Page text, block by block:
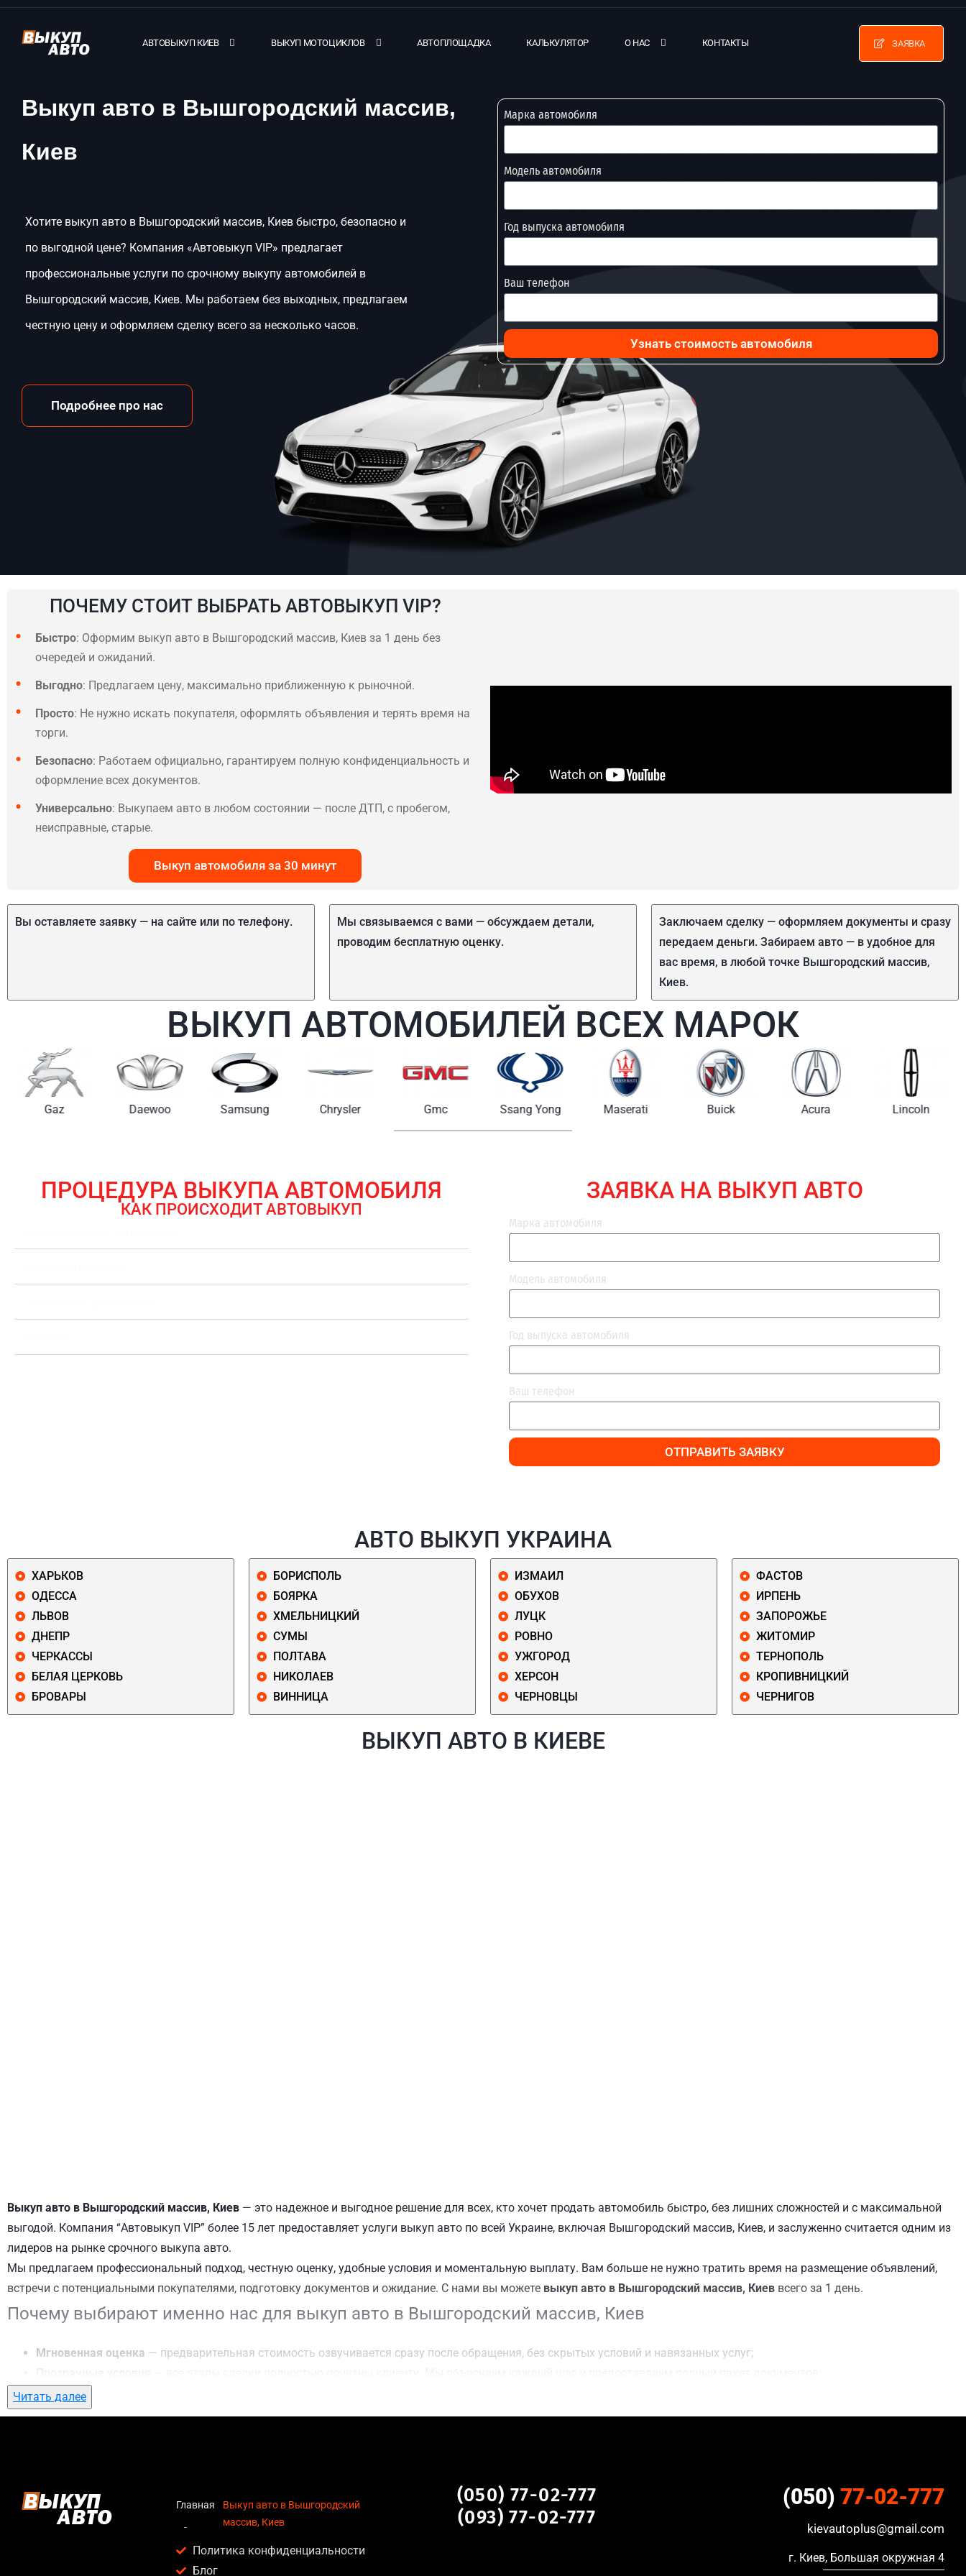
АВТОВЫКУП КИЕВ ВЫКУП МОТОЦИКЛОВ АВТОПЛОЩАДКА КАЛЬКУЛЯТОР О НАС КОНТАКТЫ ЗАЯВКА
Выкуп авто в Вышгородский массив,
Киев
Хотите выкуп авто в Вышгородский массив, Киев быстро, безопасно и
по выгодной цене? Компания «Автовыкуп VIP» предлагает
профессиональные услуги по срочному выкупу автомобилей в
Вышгородский массив, Киев. Мы работаем без выходных, предлагаем
честную цену и оформляем сделку всего за несколько часов.
Подробнее про нас
Марка автомобиля
Модель автомобиля
Год выпуска автомобиля
Ваш телефон
Узнать стоимость автомобиля
ПОЧЕМУ СТОИТ ВЫБРАТЬ АВТОВЫКУП VIP?
Быстро: Оформим выкуп авто в Вышгородский массив, Киев за 1 день без
очередей и ожиданий.
Выгодно: Предлагаем цену, максимально приближенную к рыночной.
Просто: Не нужно искать покупателя, оформлять объявления и терять время на
торги.
Безопасно: Работаем официально, гарантируем полную конфиденциальность и
оформление всех документов.
Универсально: Выкупаем авто в любом состоянии — после ДТП, с пробегом,
неисправные, старые.
Выкуп автомобиля за 30 минут
Вы оставляете заявку — на сайте или по телефону.
Мы связываемся с вами — обсуждаем детали,
проводим бесплатную оценку.
Заключаем сделку — оформляем документы и сразу
передаем деньги. Забираем авто — в удобное для
вас время, в любой точке Вышгородский массив,
Киев.
ВЫКУП АВТОМОБИЛЕЙ ВСЕХ МАРОК
Gaz Daewoo Samsung Chrysler Gmc Ssang Yong Maserati Buick Acura Lincoln
ПРОЦЕДУРА ВЫКУПА АВТОМОБИЛЯ
КАК ПРОИСХОДИТ АВТОВЫКУП
ЗАЯВКА НА ВЫКУП АВТО
Марка автомобиля
Модель автомобиля
Год выпуска автомобиля
Ваш телефон
ОТПРАВИТЬ ЗАЯВКУ
АВТО ВЫКУП УКРАИНА
ХАРЬКОВ
ОДЕССА
ЛЬВОВ
ДНЕПР
ЧЕРКАССЫ
БЕЛАЯ ЦЕРКОВЬ
БРОВАРЫ
БОРИСПОЛЬ
БОЯРКА
ХМЕЛЬНИЦКИЙ
СУМЫ
ПОЛТАВА
НИКОЛАЕВ
ВИННИЦА
ИЗМАИЛ
ОБУХОВ
ЛУЦК
РОВНО
УЖГОРОД
ХЕРСОН
ЧЕРНОВЦЫ
ФАСТОВ
ИРПЕНЬ
ЗАПОРОЖЬЕ
ЖИТОМИР
ТЕРНОПОЛЬ
КРОПИВНИЦКИЙ
ЧЕРНИГОВ
ВЫКУП АВТО В КИЕВЕ
Выкуп авто в Вышгородский массив, Киев — это надежное и выгодное решение для всех, кто хочет продать автомобиль быстро, без лишних сложностей и с максимальной
выгодой. Компания “Автовыкуп VIP” более 15 лет предоставляет услуги выкуп авто по всей Украине, включая Вышгородский массив, Киев, и заслуженно считается одним из
лидеров на рынке срочного выкупа авто.
Мы предлагаем профессиональный подход, честную оценку, удобные условия и моментальную выплату. Вам больше не нужно тратить время на размещение объявлений,
встречи с потенциальными покупателями, подготовку документов и ожидание. С нами вы можете выкуп авто в Вышгородский массив, Киев всего за 1 день.
Почему выбирают именно нас для выкуп авто в Вышгородский массив, Киев
Мгновенная оценка — предварительная стоимость озвучивается сразу после обращения, без скрытых условий и навязанных услуг;
Гибкий подход
Честные цены— предлагаем до 95% от рыночной стоимости даже за авто после аварии или с пробегом;
Кому подойдет выкуп авто в Вышгородский массив, Киев
Услуга выкуп авто в Вышгородский массив, Киев актуальна для:
Владельцев автомобилей после аварии, когда восстановление экономически нецелесообразно;
Читать далее
Главная
Выкуп авто в Вышгородский
массив, Киев
Политика конфиденциальности
Блог
(050) 77-02-777
(093) 77-02-777
(050) 77-02-777
kievautoplus@gmail.com
г. Киев, Большая окружная 4